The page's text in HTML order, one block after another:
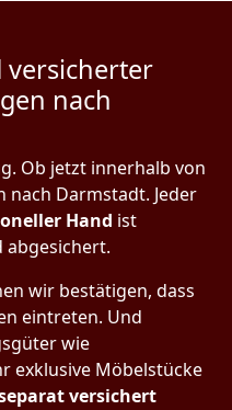
versicherter
nach
Ob jetzt innerhalb von
nach Darmstadt. Jeder
Hand ist
abgesichert.
wir bestätigen, dass
eintreten. Und
wie
exklusive Möbelstücke
versichert